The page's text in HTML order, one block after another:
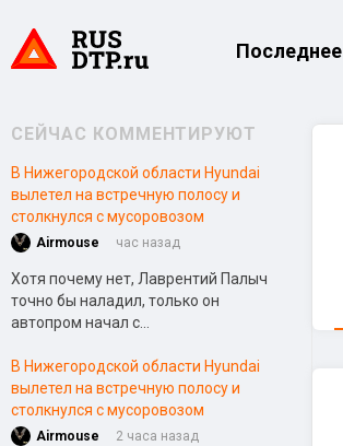
Последнее
СЕЙЧАС КОММЕНТИРУЮТ
В Нижегородской области Hyundai
вылетел на встречную полосу и
столкнулся с мусоровозом
Airmouse час назад
Хотя почему нет, Лаврентий Палыч
точно бы наладил, только он
автопром начал с...
В Нижегородской области Hyundai
вылетел на встречную полосу и
столкнулся с мусоровозом
Airmouse 2 часа назад